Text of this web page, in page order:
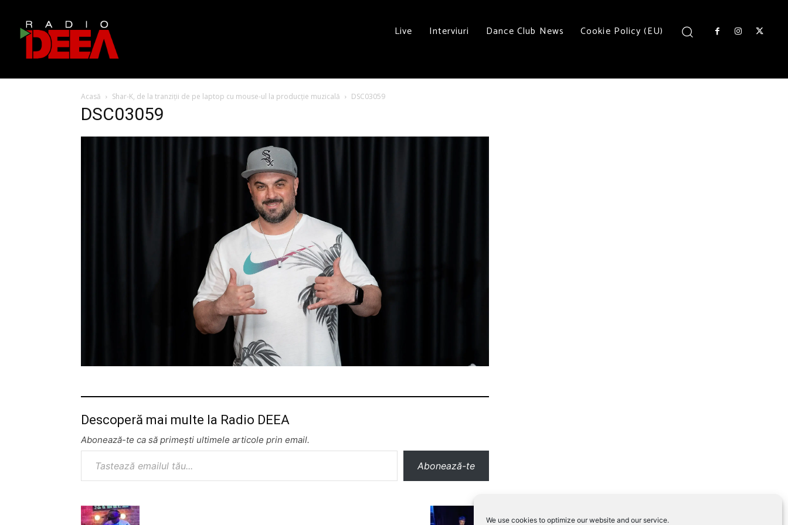
We use cookies to optimize our website and our service.
Live Interviuri Dance Club News Cookie Policy (EU)
Acasă Shar-K, de la tranziții de pe laptop cu mouse-ul la producție muzicală DSC03059
DSC03059
Descoperă mai multe la Radio DEEA
Abonează-te ca să primești ultimele articole prin email.
Tastează emailul tău...
Abonează-te